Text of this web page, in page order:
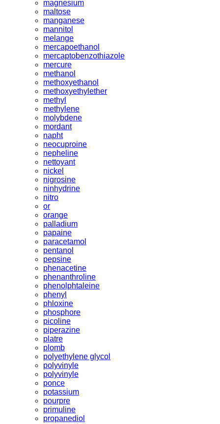
magnesium
maltose
manganese
mannitol
melange
mercapoethanol
mercaptobenzothiazole
mercure
methanol
methoxyethanol
methoxyethylether
methyl
methylene
molybdene
mordant
napht
neocuproine
nepheline
nettoyant
nickel
nigrosine
ninhydrine
nitro
or
orange
palladium
papaine
paracetamol
pentanol
pepsine
phenacetine
phenanthroline
phenolphtaleine
phenyl
phloxine
phosphore
picoline
piperazine
platre
plomb
polyethylene glycol
polyvinyle
polyvinyle
ponce
potassium
pourpre
primuline
propanediol